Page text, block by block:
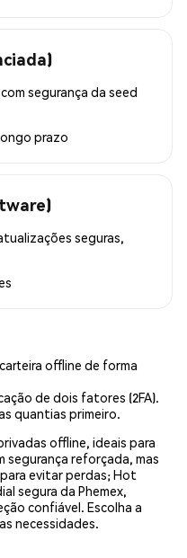
segurança da seed
prazo
seguras,
offline de forma
de dois fatores (2FA).
quantias primeiro.
offline, ideais para
segurança reforçada, mas
evitar perdas; Hot
segura da Phemex,
confiável. Escolha a
necessidades.